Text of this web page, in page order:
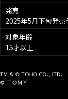
発売
2025年5月下旬発売
対象年齢
15才以上
TM & © TOHO CO., LTD.
© ＴＯＭＹ